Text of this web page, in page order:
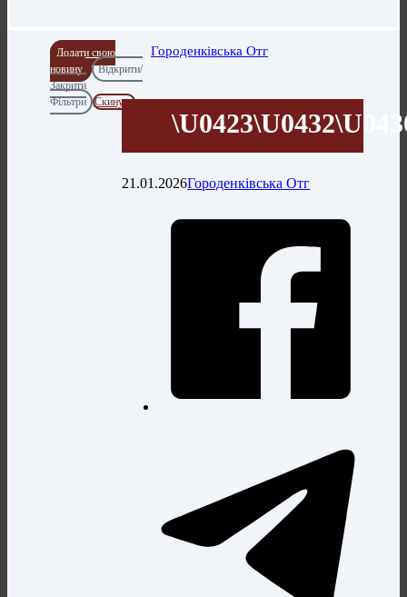
Додати свою
новину
Відкрити/
Закрити
Фільтри
Скинути
Городенківська Отг
21.01.2026Городенківська Отг